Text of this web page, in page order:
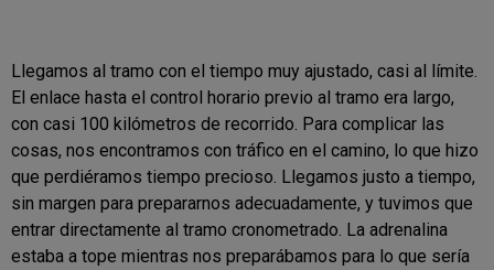
Llegamos al tramo con el tiempo muy ajustado, casi al límite.
El enlace hasta el control horario previo al tramo era largo,
con casi 100 kilómetros de recorrido. Para complicar las
cosas, nos encontramos con tráfico en el camino, lo que hizo
que perdiéramos tiempo precioso. Llegamos justo a tiempo,
sin margen para prepararnos adecuadamente, y tuvimos que
entrar directamente al tramo cronometrado. La adrenalina
estaba a tope mientras nos preparábamos para lo que sería